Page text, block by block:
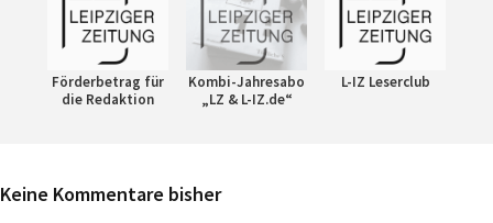
Förderbetrag für
die Redaktion
Kombi-Jahresabo
„LZ & L-IZ.de“
L-IZ Leserclub
Keine Kommentare bisher